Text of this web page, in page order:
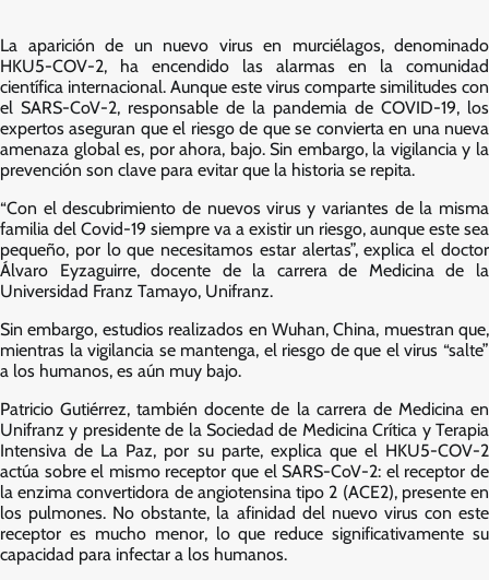
La aparición de un nuevo virus en murciélagos, denominado
HKU5-COV-2, ha encendido las alarmas en la comunidad
científica internacional. Aunque este virus comparte similitudes con
el SARS-CoV-2, responsable de la pandemia de COVID-19, los
expertos aseguran que el riesgo de que se convierta en una nueva
amenaza global es, por ahora, bajo. Sin embargo, la vigilancia y la
prevención son clave para evitar que la historia se repita.
“Con el descubrimiento de nuevos virus y variantes de la misma
familia del Covid-19 siempre va a existir un riesgo, aunque este sea
pequeño, por lo que necesitamos estar alertas”, explica el doctor
Álvaro Eyzaguirre, docente de la carrera de Medicina de la
Universidad Franz Tamayo, Unifranz.
Sin embargo, estudios realizados en Wuhan, China, muestran que,
mientras la vigilancia se mantenga, el riesgo de que el virus “salte”
a los humanos, es aún muy bajo.
Patricio Gutiérrez, también docente de la carrera de Medicina en
Unifranz y presidente de la Sociedad de Medicina Crítica y Terapia
Intensiva de La Paz, por su parte, explica que el HKU5-COV-2
actúa sobre el mismo receptor que el SARS-CoV-2: el receptor de
la enzima convertidora de angiotensina tipo 2 (ACE2), presente en
los pulmones. No obstante, la afinidad del nuevo virus con este
receptor es mucho menor, lo que reduce significativamente su
capacidad para infectar a los humanos.